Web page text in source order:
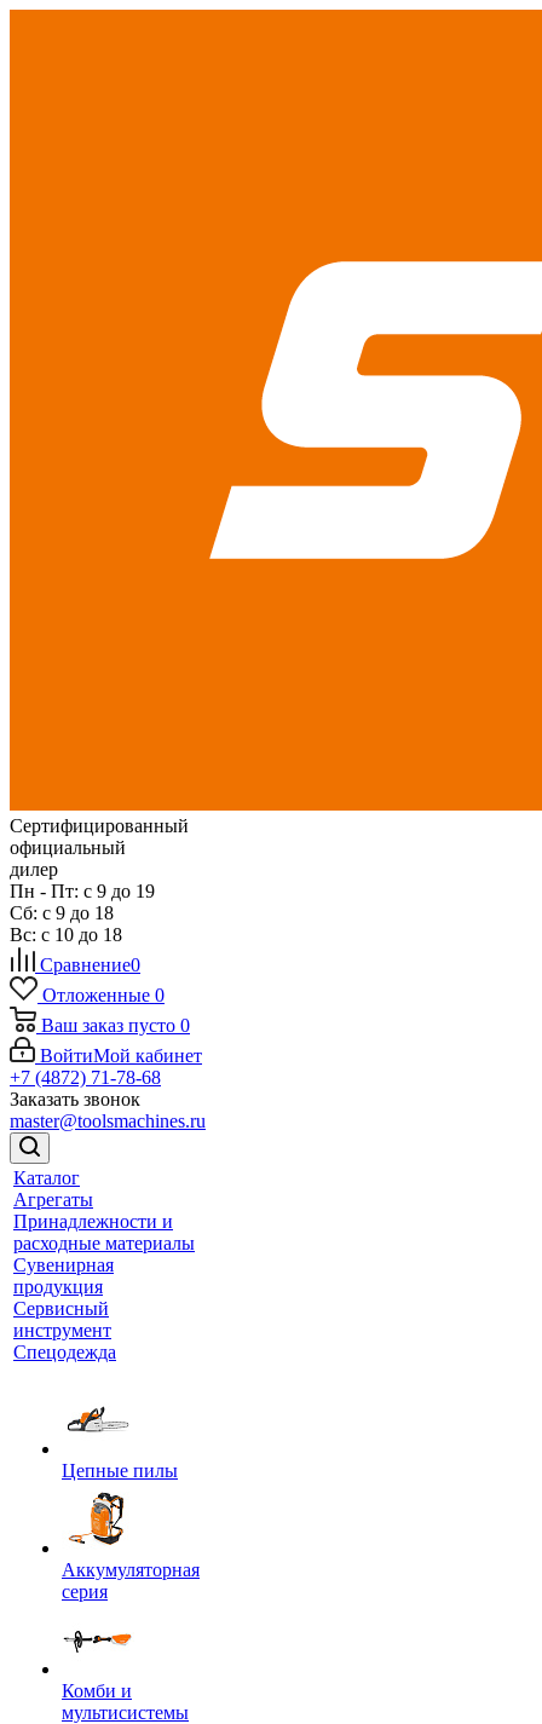
Сертифицированный
официальный
дилер
Пн - Пт: с 9 до 19
Сб: с 9 до 18
Вс: с 10 до 18
Сравнение0
Отложенные 0
Ваш заказ пусто 0
ВойтиМой кабинет
+7 (4872) 71-78-68
Заказать звонок
master@toolsmachines.ru
Каталог
Агрегаты
Принадлежности и
расходные материалы
Сувенирная
продукция
Сервисный
инструмент
Спецодежда
Цепные пилы
Аккумуляторная
серия
Комби и
мультисистемы